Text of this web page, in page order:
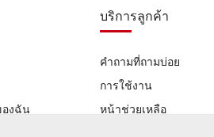
องฉัน
บริการลูกค้า
คำถามที่ถามบ่อย
การใช้งาน
หน้าช่วยเหลือ